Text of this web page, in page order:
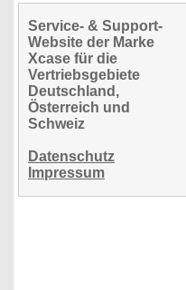
Service- & Support-
Website der Marke
Xcase für die
Vertriebsgebiete
Deutschland,
Österreich und
Schweiz
Datenschutz
Impressum